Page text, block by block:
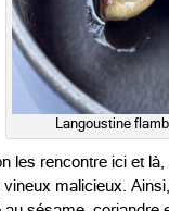
Langoustine
les rencontre ici et
malicieux.